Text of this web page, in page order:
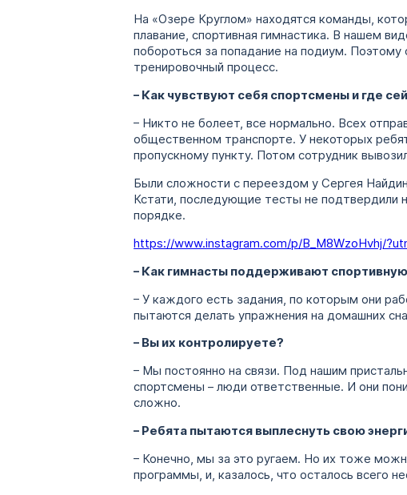
На «Озере Круглом» находятся команды,
плавание, спортивная гимнастика. В нашем
побороться за попадание на подиум.
тренировочный процесс.
– Как чувствуют себя спортсмены и где
– Никто не болеет, все нормально. Всех
общественном транспорте. У некоторых
пропускному пункту. Потом сотрудник
Были сложности с переездом у Сергея
Кстати, последующие тесты не подтвердили
порядке.
https://www.instagram.com/p/B_M8WzoHvhj/
– Как гимнасты поддерживают
– У каждого есть задания, по которым они
пытаются делать упражнения на домашних
– Вы их контролируете?
– Мы постоянно на связи. Под нашим
спортсмены – люди ответственные. И они
сложно.
– Ребята пытаются выплеснуть свою
– Конечно, мы за это ругаем. Но их тоже
программы, и, казалось, что осталось всего